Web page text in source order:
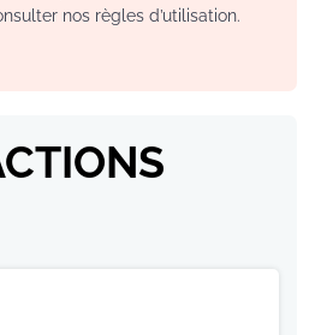
nos règles d’utilisation.